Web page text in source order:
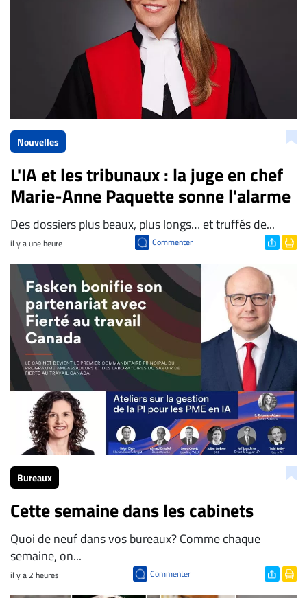
Nouvelles
L'IA et les tribunaux : la juge en chef
Marie-Anne Paquette sonne l'alarme
Des dossiers plus beaux, plus longs… et truffés de...
il y a une heure Commenter
Bureaux
Cette semaine dans les cabinets
Quoi de neuf dans vos bureaux? Comme chaque
semaine, on...
il y a 2 heures Commenter